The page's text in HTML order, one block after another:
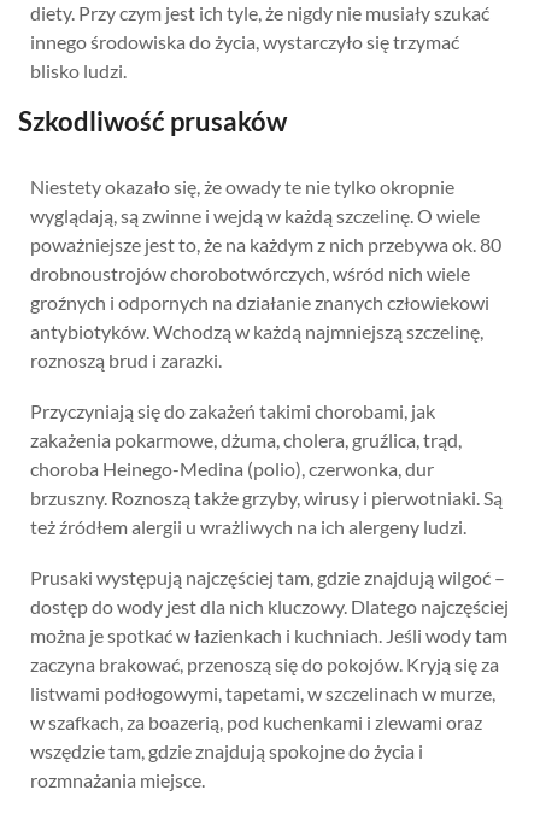
diety. Przy czym jest ich tyle, że nigdy nie musiały szukać
innego środowiska do życia, wystarczyło się trzymać
blisko ludzi.
Szkodliwość prusaków
Niestety okazało się, że owady te nie tylko okropnie
wyglądają, są zwinne i wejdą w każdą szczelinę. O wiele
poważniejsze jest to, że na każdym z nich przebywa ok. 80
drobnoustrojów chorobotwórczych, wśród nich wiele
groźnych i odpornych na działanie znanych człowiekowi
antybiotyków. Wchodzą w każdą najmniejszą szczelinę,
roznoszą brud i zarazki.
Przyczyniają się do zakażeń takimi chorobami, jak
zakażenia pokarmowe, dżuma, cholera, gruźlica, trąd,
choroba Heinego-Medina (polio), czerwonka, dur
brzuszny. Roznoszą także grzyby, wirusy i pierwotniaki. Są
też źródłem alergii u wrażliwych na ich alergeny ludzi.
Prusaki występują najczęściej tam, gdzie znajdują wilgoć –
dostęp do wody jest dla nich kluczowy. Dlatego najczęściej
można je spotkać w łazienkach i kuchniach. Jeśli wody tam
zaczyna brakować, przenoszą się do pokojów. Kryją się za
listwami podłogowymi, tapetami, w szczelinach w murze,
w szafkach, za boazerią, pod kuchenkami i zlewami oraz
wszędzie tam, gdzie znajdują spokojne do życia i
rozmnażania miejsce.